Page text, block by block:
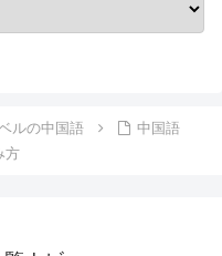
ルの中国語
中国語
方